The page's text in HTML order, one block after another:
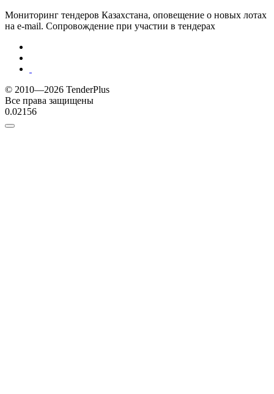
Мониторинг тендеров Казахстана, оповещение о новых лотах
на e-mail. Сопровождение при участии в тендерах
© 2010—2026 TenderPlus
Все права защищены
0.02156